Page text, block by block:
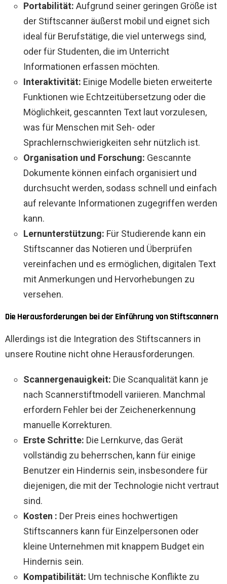
Portabilität: Aufgrund seiner geringen Größe ist
der Stiftscanner äußerst mobil und eignet sich
ideal für Berufstätige, die viel unterwegs sind,
oder für Studenten, die im Unterricht
Informationen erfassen möchten.
Interaktivität: Einige Modelle bieten erweiterte
Funktionen wie Echtzeitübersetzung oder die
Möglichkeit, gescannten Text laut vorzulesen,
was für Menschen mit Seh- oder
Sprachlernschwierigkeiten sehr nützlich ist.
Organisation und Forschung: Gescannte
Dokumente können einfach organisiert und
durchsucht werden, sodass schnell und einfach
auf relevante Informationen zugegriffen werden
kann.
Lernunterstützung: Für Studierende kann ein
Stiftscanner das Notieren und Überprüfen
vereinfachen und es ermöglichen, digitalen Text
mit Anmerkungen und Hervorhebungen zu
versehen.
Die Herausforderungen bei der Einführung von Stiftscannern
Allerdings ist die Integration des Stiftscanners in
unsere Routine nicht ohne Herausforderungen.
Scannergenauigkeit: Die Scanqualität kann je
nach Scannerstiftmodell variieren. Manchmal
erfordern Fehler bei der Zeichenerkennung
manuelle Korrekturen.
Erste Schritte: Die Lernkurve, das Gerät
vollständig zu beherrschen, kann für einige
Benutzer ein Hindernis sein, insbesondere für
diejenigen, die mit der Technologie nicht vertraut
sind.
Kosten : Der Preis eines hochwertigen
Stiftscanners kann für Einzelpersonen oder
kleine Unternehmen mit knappem Budget ein
Hindernis sein.
Kompatibilität: Um technische Konflikte zu